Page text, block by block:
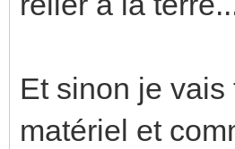
Et sinon je
matériel et